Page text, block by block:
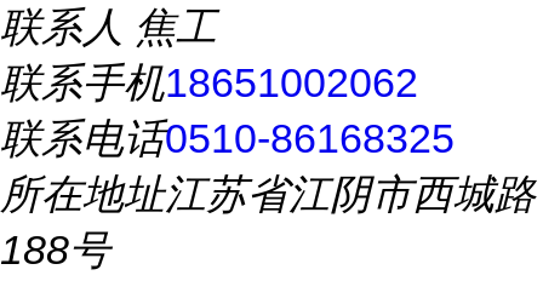
联系人 焦工
联系手机18651002062
联系电话0510-86168325
所在地址江苏省江阴市西城路
188号